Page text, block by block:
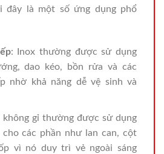
đây là một số ứng dụng phổ
: Inox thường được sử dụng
dao kéo, bồn rửa và các
nhờ khả năng dễ vệ sinh và
không gỉ thường được sử dụng
các phần như lan can, cột
vì nó duy trì vẻ ngoài sáng